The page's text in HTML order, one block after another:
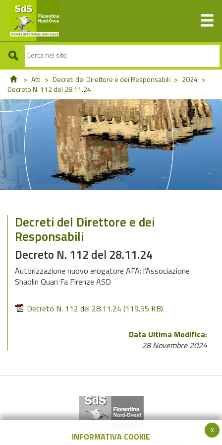
> Atti > Decreti del Direttore e dei Responsabili > 2024 >
Decreto N. 112 del 28.11.24
Decreti del Direttore e dei
Responsabili
Decreto N. 112 del 28.11.24
Autorizzazione nuovo erogatore AFA: l’Associazione
Shaolin Quan Fa Firenze ASD
Decreto N. 112 del 28.11.24(119.55 KB)
Data Ultima Modifica:
28 Novembre 2024
x
INFORMATIVA COOKIE